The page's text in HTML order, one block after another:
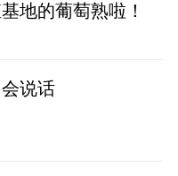
地的葡萄熟啦！
说话